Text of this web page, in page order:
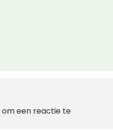
om een reactie te